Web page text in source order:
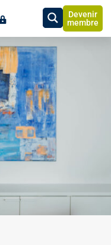
Devenir
membre